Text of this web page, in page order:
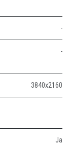
-
-
3840x2160
Ja